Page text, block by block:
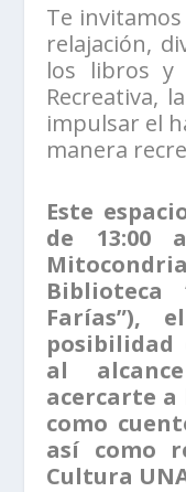
Te
relajación,
los libros y
Recreativa,
impulsar el
manera
Este
de 13:00
Biblioteca
Farías”),
al
acercarte a
como
así como
Cultura